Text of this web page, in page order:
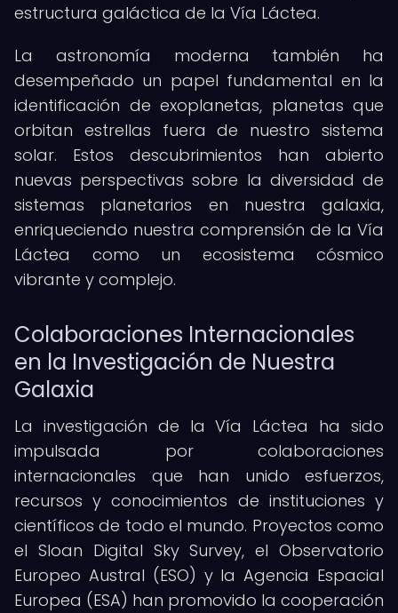
estructura galáctica de la Vía Láctea.
La astronomía moderna también ha
desempeñado un papel fundamental en la
identificación de exoplanetas, planetas que
orbitan estrellas fuera de nuestro sistema
solar. Estos descubrimientos han abierto
nuevas perspectivas sobre la diversidad de
sistemas planetarios en nuestra galaxia,
enriqueciendo nuestra comprensión de la Vía
Láctea como un ecosistema cósmico
vibrante y complejo.
Colaboraciones Internacionales
en la Investigación de Nuestra
Galaxia
La investigación de la Vía Láctea ha sido
impulsada por colaboraciones
internacionales que han unido esfuerzos,
recursos y conocimientos de instituciones y
científicos de todo el mundo. Proyectos como
el Sloan Digital Sky Survey, el Observatorio
Europeo Austral (ESO) y la Agencia Espacial
Europea (ESA) han promovido la cooperación